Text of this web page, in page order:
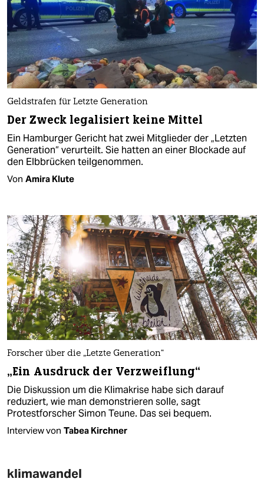
Geldstrafen für Letzte Generation
Der Zweck legalisiert keine Mittel
Ein Hamburger Gericht hat zwei Mitglieder der „Letzten
Generation“ verurteilt. Sie hatten an einer Blockade auf
den Elbbrücken teilgenommen.
Von Amira Klute
Forscher über die „Letzte Generation“
„Ein Ausdruck der Verzweiflung“
Die Diskussion um die Klimakrise habe sich darauf
reduziert, wie man demonstrieren solle, sagt
Protestforscher Simon Teune. Das sei bequem.
Interview von Tabea Kirchner
klimawandel